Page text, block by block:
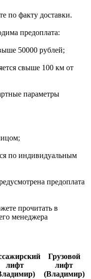
по факту доставки.
предоплата:
50000 рублей;
свыше 100 км от
параметры
по индивидуальным
предоплата
прочитать в
менеджера
лифт
Грузовой
лифт
(Владимир)